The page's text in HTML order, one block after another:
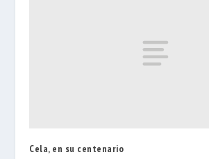
Cela, en su centenario